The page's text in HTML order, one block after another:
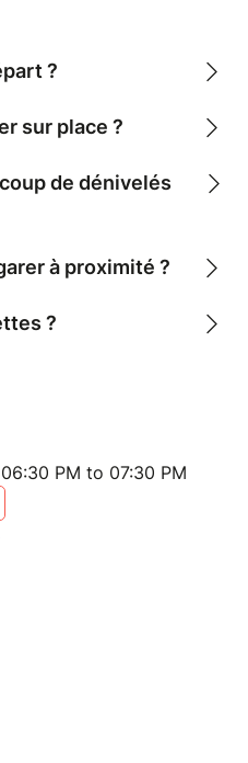
?
sur place ?
de dénivelés
à proximité ?
?
PM to 07:30 PM